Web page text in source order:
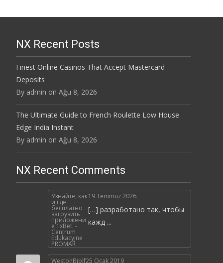
NX Recent Posts
Finest Online Casinos That Accept Mastercard
Deposits
By admin on Ağu 8, 2026
The Ultimate Guide to French Roulette Low House
Edge India Instant
By admin on Ağu 8, 2026
NX Recent Comments
Узнайте, как
и где
бесплатно
загрузить
приложени
е 1xBet. -
Centrum
Edukacyjne
PROMAR
19 Temmuz 2026
[…] разработано так, чтобы
кажд ...
WestonBiolf25 Ocak 2019